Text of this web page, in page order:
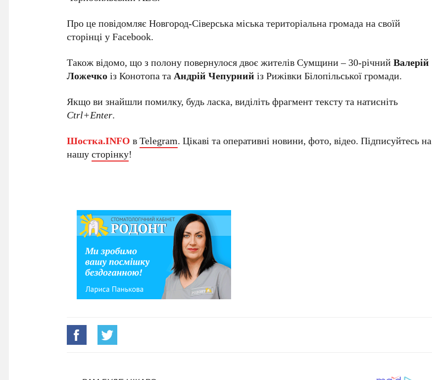
Про це повідомляє Новгород-Сіверська міська територіальна громада на своїй
сторінці у Facebook.
Також відомо, що з полону повернулося двоє жителів Сумщини – 30-річнийВалерій
Ложечкоіз Конотопа таАндрій Чепурний із Рижівки Білопільської громади.
Якщо ви знайшли помилку, будь ласка, виділіть фрагмент тексту та натисніть
Ctrl+Enter.
Шостка.INFO вTelegram. Цікаві та оперативні новини, фото, відео. Підписуйтесь на
нашусторінку!